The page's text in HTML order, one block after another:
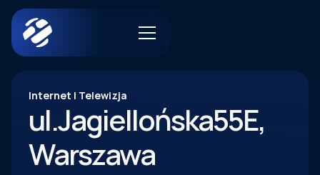
Internet | Telewizja
ul.Jagiellońska55E,
Warszawa